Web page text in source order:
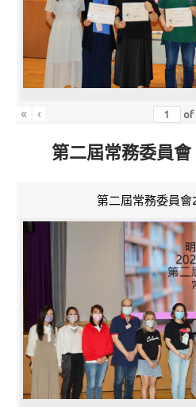
« ‹ of
第二屆常務委員
第二屆常務委員會